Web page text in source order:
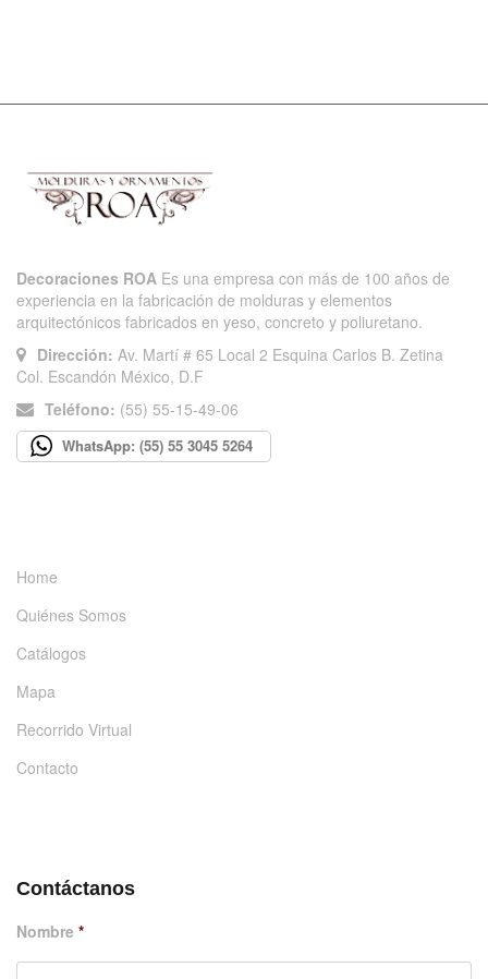
Decoraciones ROA Es una empresa con más de 100 años de
experiencia en la fabricación de molduras y elementos
arquitectónicos fabricados en yeso, concreto y poliuretano.
Dirección: Av. Martí # 65 Local 2 Esquina Carlos B. Zetina
Col. Escandón México, D.F
Teléfono: (55) 55-15-49-06
WhatsApp: (55) 55 3045 5264
Home
Quiénes Somos
Catálogos
Mapa
Recorrido Virtual
Contacto
Contáctanos
Nombre *